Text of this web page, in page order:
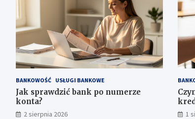
BANKOWOŚĆ USŁUGI BANKOWE
Jak sprawdzić bank po numerze
konta?
2 sierpnia 2026 1